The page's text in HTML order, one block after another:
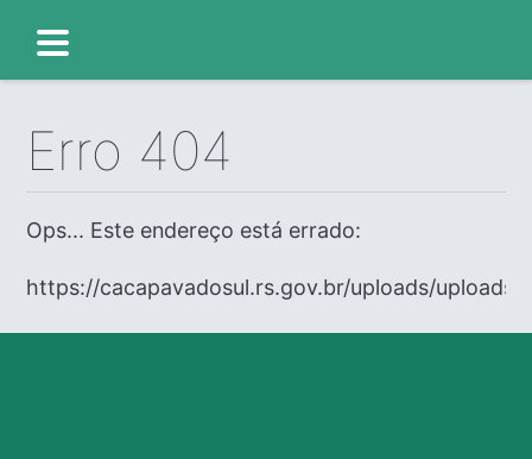
Erro 404
Ops... Este endereço está errado:
https://cacapavadosul.rs.gov.br/uploads/